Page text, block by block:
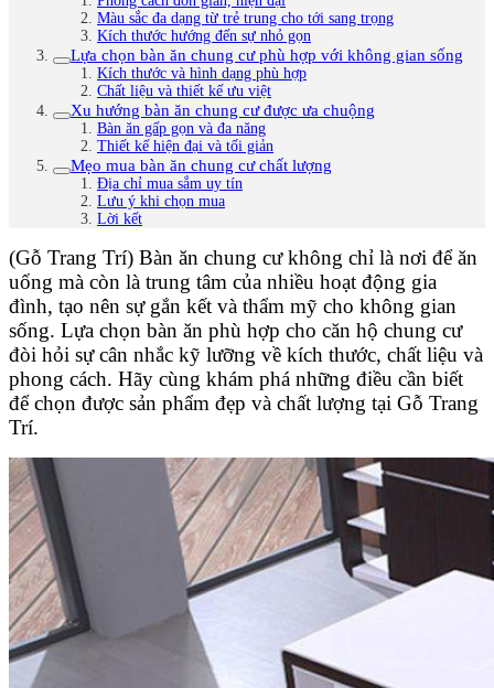
Màu sắc đa dạng từ trẻ trung cho tới sang trọng
Kích thước hướng đến sự nhỏ gọn
Lựa chọn bàn ăn chung cư phù hợp với không gian sống
Kích thước và hình dạng phù hợp
Chất liệu và thiết kế ưu việt
Xu hướng bàn ăn chung cư được ưa chuộng
Bàn ăn gấp gọn và đa năng
Thiết kế hiện đại và tối giản
Mẹo mua bàn ăn chung cư chất lượng
Địa chỉ mua sắm uy tín
Lưu ý khi chọn mua
Lời kết
(Gỗ Trang Trí) Bàn ăn chung cư không chỉ là nơi để ăn
uống mà còn là trung tâm của nhiều hoạt động gia
đình, tạo nên sự gắn kết và thẩm mỹ cho không gian
sống. Lựa chọn bàn ăn phù hợp cho căn hộ chung cư
đòi hỏi sự cân nhắc kỹ lưỡng về kích thước, chất liệu và
phong cách. Hãy cùng khám phá những điều cần biết
để chọn được sản phẩm đẹp và chất lượng tại Gỗ Trang
Trí.